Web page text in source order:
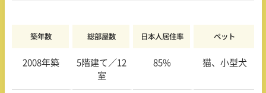
築年数 総部屋数 日本人居住率 ペット
2008年築
5階建て／12
室
85% 猫、小型犬